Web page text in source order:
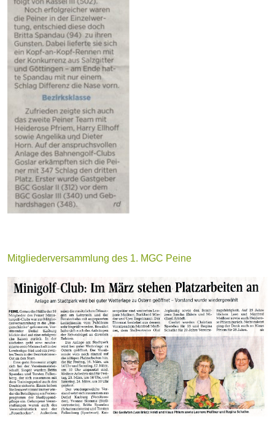
Mitgliederversammlung des 1. MGC Peine